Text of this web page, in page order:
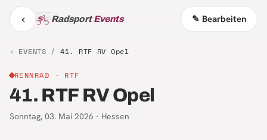
‹ RadsportEvents ✎ Bearbeiten
‹ EVENTS / 41. RTF RV Opel
RENNRAD · RTF
41. RTF RV Opel
Sonntag, 03. Mai 2026 · Hessen